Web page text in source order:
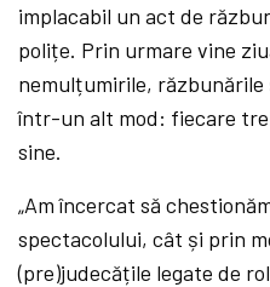
implacabil un act de
polițe. Prin urmare vine
nemulțumirile,
într-un alt mod: fiecare
sine.
„Am încercat să
spectacolului, cât și prin
(pre)judecățile legate de